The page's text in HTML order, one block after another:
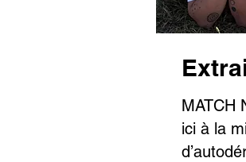
MATCH
ici à la